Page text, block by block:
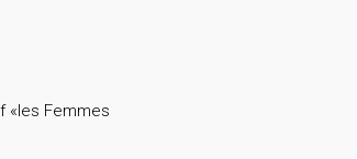
«les Femmes